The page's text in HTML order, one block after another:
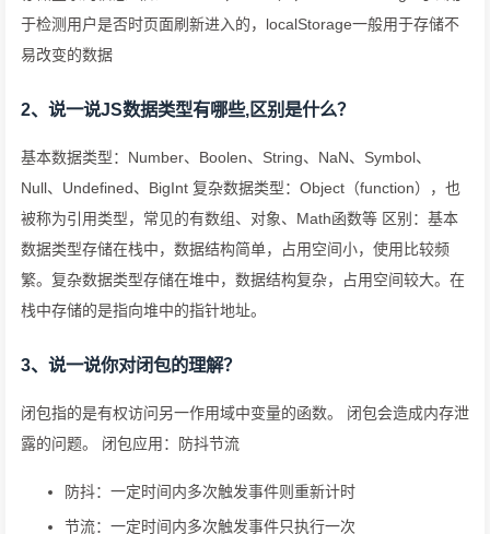
于检测用户是否时页面刷新进入的，localStorage一般用于存储不
易改变的数据
2、说一说JS数据类型有哪些,区别是什么？
基本数据类型：Number、Boolen、String、NaN、Symbol、
Null、Undefined、BigInt 复杂数据类型：Object（function），也
被称为引用类型，常见的有数组、对象、Math函数等 区别：基本
数据类型存储在栈中，数据结构简单，占用空间小，使用比较频
繁。复杂数据类型存储在堆中，数据结构复杂，占用空间较大。在
栈中存储的是指向堆中的指针地址。
3、说一说你对闭包的理解？
闭包指的是有权访问另一作用域中变量的函数。 闭包会造成内存泄
露的问题。 闭包应用：防抖节流
防抖：一定时间内多次触发事件则重新计时
节流：一定时间内多次触发事件只执行一次